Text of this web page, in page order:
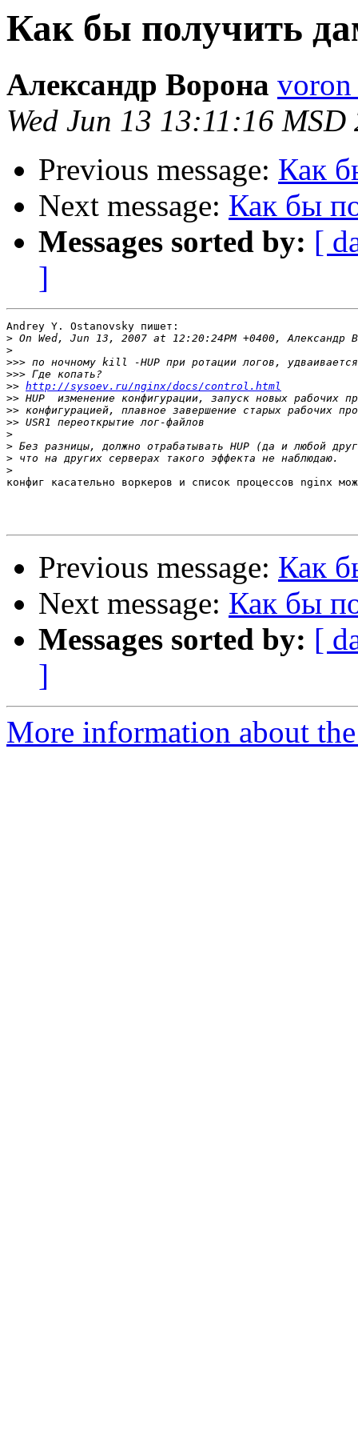
Как бы получить
Александр Ворона voron
Wed Jun 13 13:11:16 MSD
Previous message: Как
Next message: Как бы
Messages sorted by: [
]
Andrey Y. Ostanovsky пишет:
>
>
>>>
>>>
>> http://sysoev.ru/nginx/docs/control.html
>>
>>
>>
>
>
>
>
конфиг касательно воркеров и список процессов nginx
Previous message: Как
Next message: Как бы
Messages sorted by: [
]
More information about